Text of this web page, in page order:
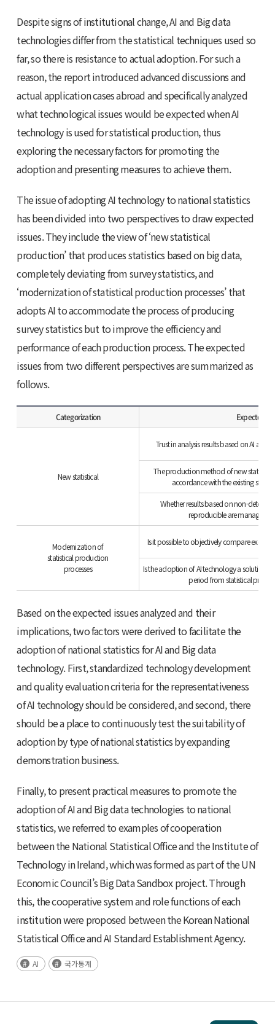
Despite signs of institutional change, AI and Big data
technologies differ from the statistical techniques used so
far, so there is resistance to actual adoption. For such a
reason, the report introduced advanced discussions and
actual application cases abroad and specifically analyzed
what technological issues would be expected when AI
technology is used for statistical production, thus
exploring the necessary factors for promoting the
adoption and presenting measures to achieve them.
The issue of adopting AI technology to national statistics
has been divided into two perspectives to draw expected
issues. They include the view of ‘new statistical
production’ that produces statistics based on big data,
completely deviating from survey statistics, and
‘modernization of statistical production processes’ that
adopts AI to accommodate the process of producing
survey statistics but to improve the efficiency and
performance of each production process. The expected
issues from two different perspectives are summarized as
follows.
Categorization Expected
New statistical
Trust in analysis results based on AI and
The production method of new statistics
accordance with the existing
Whether results based on non-
reproducible are
Modernization of
statistical production
processes
Is it possible to objectively compare
Is the adoption of AI technology a solution
period from statistical
Based on the expected issues analyzed and their
implications, two factors were derived to facilitate the
adoption of national statistics for AI and Big data
technology. First, standardized technology development
and quality evaluation criteria for the representativeness
of AI technology should be considered, and second, there
should be a place to continuously test the suitability of
adoption by type of national statistics by expanding
demonstration business.
Finally, to present practical measures to promote the
adoption of AI and Big data technologies to national
statistics, we referred to examples of cooperation
between the National Statistical Office and the Institute of
Technology in Ireland, which was formed as part of the UN
Economic Council’s Big Data Sandbox project. Through
this, the cooperative system and role functions of each
institution were proposed between the Korean National
Statistical Office and AI Standard Establishment Agency.
AI 국가통계